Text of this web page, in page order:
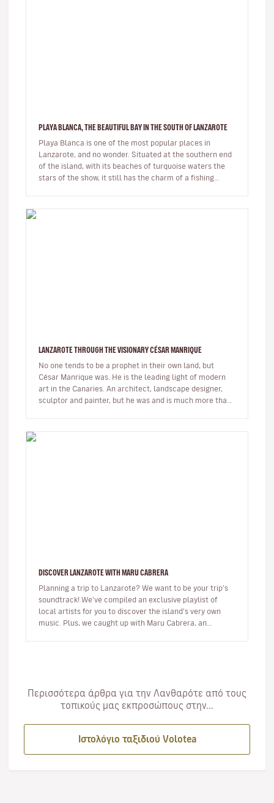
PLAYA BLANCA, THE BEAUTIFUL BAY IN THE SOUTH OF LANZAROTE
Playa Blanca is one of the most popular places in
Lanzarote, and no wonder. Situated at the southern end
of the island, with its beaches of turquoise waters the
stars of the show, it still has the charm of a fishing
LANZAROTE THROUGH THE VISIONARY CÉSAR MANRIQUE
No one tends to be a prophet in their own land, but
César Manrique was. He is the leading light of modern
art in the Canaries. An architect, landscape designer,
sculptor and painter, but he was and is much more than
DISCOVER LANZAROTE WITH MARU CABRERA
Planning a trip to Lanzarote? We want to be your trip’s
soundtrack! We've compiled an exclusive playlist of
local artists for you to discover the island's very own
music. Plus, we caught up with Maru Cabrera, an
Περισσότερα άρθρα για την Λανθαρότε από τους
τοπικούς μας εκπροσώπους στην...
Ιστολόγιο ταξιδιού Volotea